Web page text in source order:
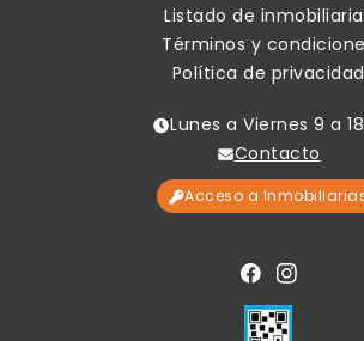
Listado de
Términos y
Política de privacidad
Lunes a Viernes 9 a
Contacto
Acceso a